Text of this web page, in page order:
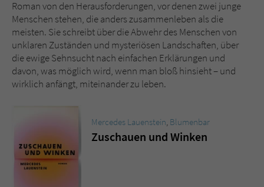
Roman von den Herausforderungen, vor denen zwei junge
Menschen stehen, die anders zusammenleben als die
meisten. Sie schreibt über die Abwehr des Menschen von
unklaren Zuständen und mysteriösen Landschaften, über
die ewige Sehnsucht nach einfachen Erklärungen und
davon, was möglich wird, wenn man bloß hinsieht – und
wirklich anfängt, miteinander zu leben.
Mercedes Lauenstein, Blumenbar
Zuschauen und Winken